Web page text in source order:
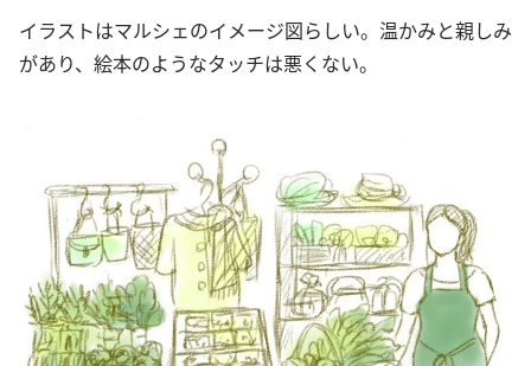
イラストはマルシェのイメージ図らしい。温かみと親しみ
があり、絵本のようなタッチは悪くない。